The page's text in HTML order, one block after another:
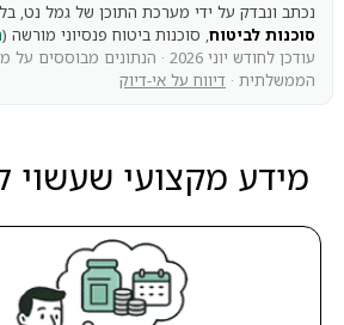
נכתב ונבדק על ידי מערכת התוכן של גמל נט,
סוכנות לביטוח, סוכנות ביטוח פנסיוני מורשה (
עודכן לחודש יוני 2026 · הנתונים
הממשלתית · דיווח על אי-דיוק
מידע מקצועי שעשוי